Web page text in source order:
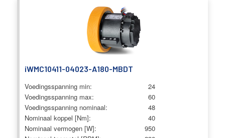
iWMC10411-04023-A180-MBDT
Voedingsspanning min:
24
Voedingsspanning max:
60
Voedingsspanning nominaal:
48
Nominaal koppel [Nm]:
40
Nominaal vermogen [W]:
950